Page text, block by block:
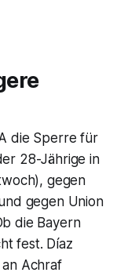
die Sperre für
28-Jährige in
gegen
gegen Union
die Bayern
fest. Díaz
an Achraf